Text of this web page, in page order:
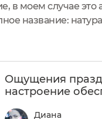
в моем случае
название:
Ощущения
настроение
Диана